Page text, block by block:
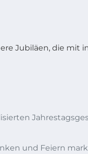
Jubiläen, die mit
und Feiern